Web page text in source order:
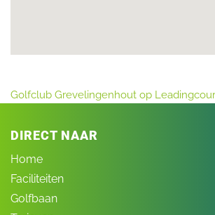
Golfclub Grevelingenhout op
DIRECT NAAR
Home
Faciliteiten
Golfbaan